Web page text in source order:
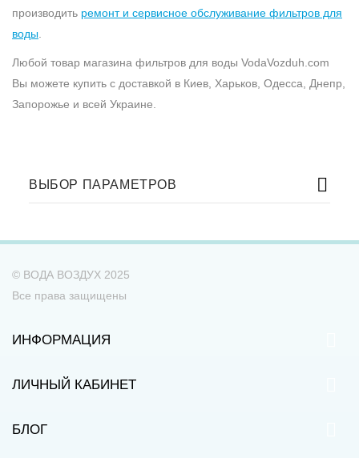
производить ремонт и сервисное обслуживание фильтров для
воды.
Любой товар магазина фильтров для воды VodaVozduh.com
Вы можете купить с доставкой в Киев, Харьков, Одесса, Днепр,
Запорожье и всей Украине.
ВЫБОР ПАРАМЕТРОВ
© ВОДА ВОЗДУХ 2025
Все права защищены
ИНФОРМАЦИЯ
ЛИЧНЫЙ КАБИНЕТ
БЛОГ